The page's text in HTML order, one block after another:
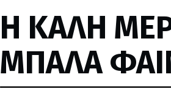
H ΚΑΛΗ
ΜΠΑΛΑ